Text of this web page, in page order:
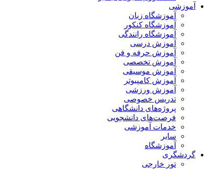
آموزشی
آموزشگاه زبان
آموزشگاه کنکور
آموزشگاه رانندگی
آموزش درسی
آموزش حرفه و فن
آموزش تخصصی
آموزش موسیقی
آموزش کامپیوتر
آموزش ورزشی
تدریس خصوصی
پروژه‌های دانشگاهی
فرصت‌های دانشجویی
خدمات آموزشی
سایر
آموزشگاه
گردشگری
تور خارجی